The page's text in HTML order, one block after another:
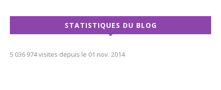
STATISTIQUES DU BLOG
5 036 974 visites depuis le 01 nov. 2014